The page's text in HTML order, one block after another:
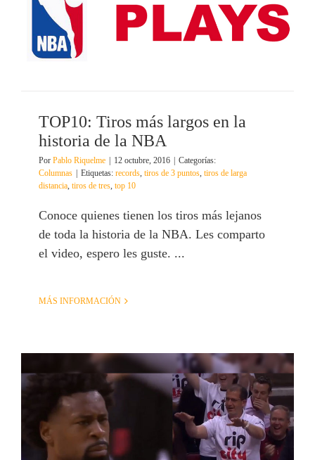
TOP10: Tiros más largos en la
historia de la NBA
Por Pablo Riquelme 12 octubre, 2016
Categorías:
Columnas
Etiquetas: records, tiros de 3 puntos, tiros de larga
distancia, tiros de tres, top 10
Conoce quienes tienen los tiros más lejanos
de toda la historia de la NBA. Les comparto
el video, espero les guste. ...
MÁS INFORMACIÓN